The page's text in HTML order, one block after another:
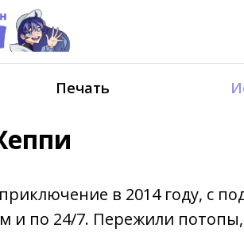
Печать
в 2014 году, с
и по 24/7. Пережили